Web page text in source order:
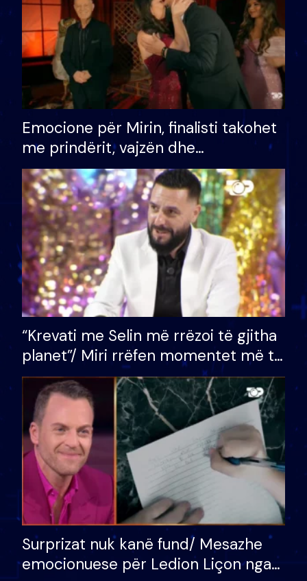
Emocione për Mirin, finalisti takohet
me prindërit, vajzën dhe
bashkëshorten: S’kemi ndonjë letër
divorci apo jo?
“Krevati me Selin më rrëzoi të gjitha
planet”/ Miri rrëfen momentet më të
bukura në shtëpinë e BB VIP: Do më
mungojë zilja e mëngjesit kur…
Surprizat nuk kanë fund/ Mesazhe
emocionuese për Ledion Liçon nga